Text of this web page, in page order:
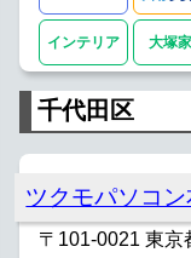
インテリア 大塚
千代田区
ツクモパソコ
〒101-0021 東